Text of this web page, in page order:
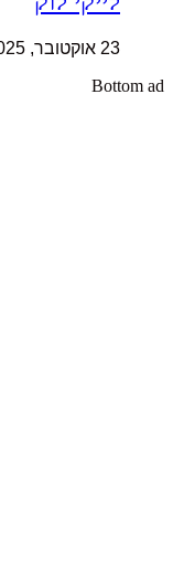
23 אוקטובר, 2025
Bottom ad